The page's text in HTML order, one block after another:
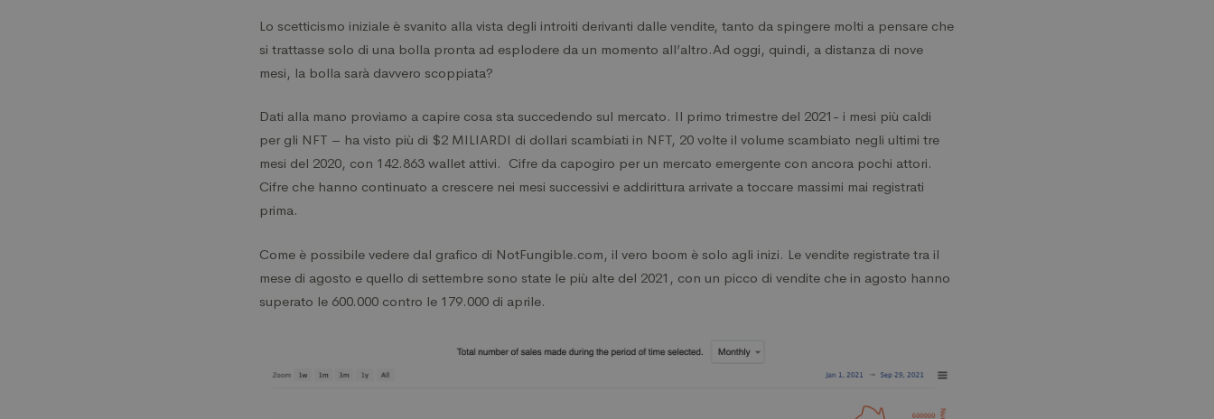
Lo scetticismo iniziale è svanito alla vista degli introiti derivanti dalle vendite, tanto da spingere molti a pensare che
si trattasse solo di una bolla pronta ad esplodere da un momento all’altro.Ad oggi, quindi, a distanza di nove
mesi, la bolla sarà davvero scoppiata?
Dati alla mano proviamo a capire cosa sta succedendo sul mercato. Il primo trimestre del 2021- i mesi più caldi
per gli NFT – ha visto più di $2 MILIARDI di dollari scambiati in NFT, 20 volte il volume scambiato negli ultimi tre
mesi del 2020, con 142.863 wallet attivi. Cifre da capogiro per un mercato emergente con ancora pochi attori.
Cifre che hanno continuato a crescere nei mesi successivi e addirittura arrivate a toccare massimi mai registrati
prima.
Come è possibile vedere dal grafico di NotFungible.com, il vero boom è solo agli inizi. Le vendite registrate tra il
mese di agosto e quello di settembre sono state le più alte del 2021, con un picco di vendite che in agosto hanno
superato le 600.000 contro le 179.000 di aprile.